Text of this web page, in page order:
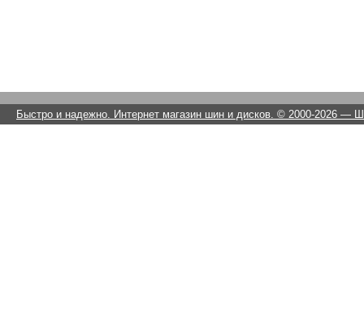
Быстро и надежно. Интернет магазин шин и дисков. © 2000-2026 —